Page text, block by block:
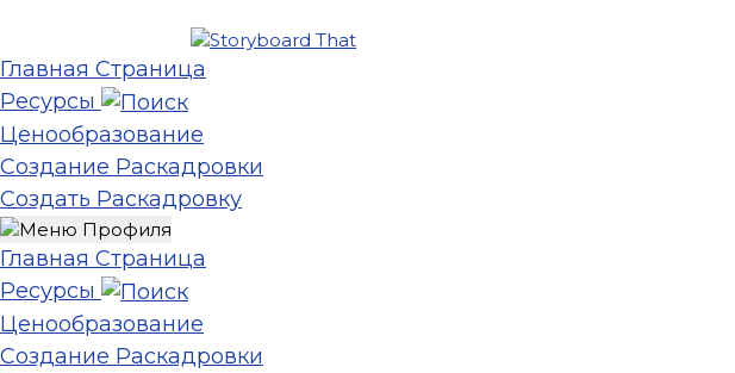
Главная Страница
Ресурсы
Ценообразование
Создание Раскадровки
Создать Раскадровку
Главная Страница
Ресурсы
Ценообразование
Создание Раскадровки